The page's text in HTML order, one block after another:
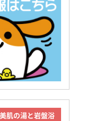
肌の湯と岩盤浴